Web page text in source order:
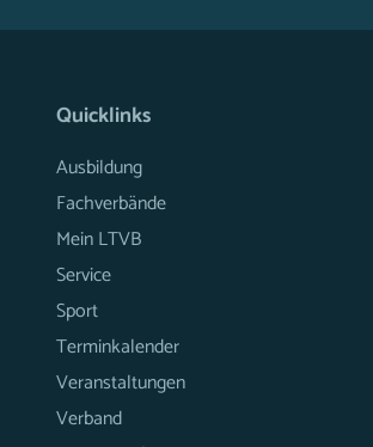
Quicklinks
Ausbildung
Fachverbände
Mein LTVB
Service
Sport
Terminkalender
Veranstaltungen
Verband